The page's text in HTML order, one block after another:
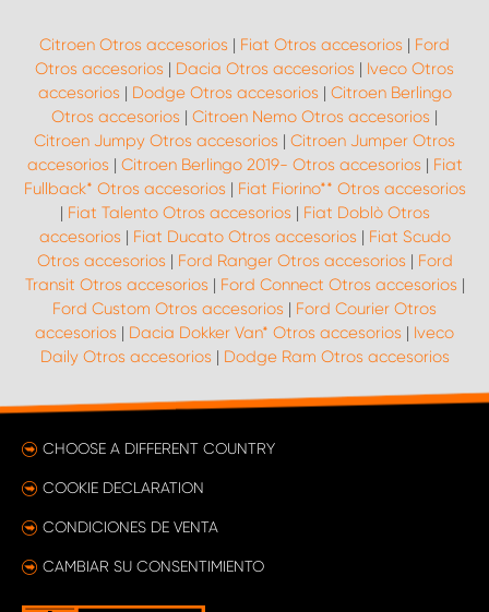
Citroen Otros accesorios | Fiat Otros accesorios | Ford
Otros accesorios | Dacia Otros accesorios | Iveco Otros
accesorios | Dodge Otros accesorios | Citroen Berlingo
Otros accesorios | Citroen Nemo Otros accesorios |
Citroen Jumpy Otros accesorios | Citroen Jumper Otros
accesorios | Citroen Berlingo 2019- Otros accesorios | Fiat
Fullback* Otros accesorios | Fiat Fiorino** Otros accesorios
| Fiat Talento Otros accesorios | Fiat Doblò Otros
accesorios | Fiat Ducato Otros accesorios | Fiat Scudo
Otros accesorios | Ford Ranger Otros accesorios | Ford
Transit Otros accesorios | Ford Connect Otros accesorios |
Ford Custom Otros accesorios | Ford Courier Otros
accesorios | Dacia Dokker Van* Otros accesorios | Iveco
Daily Otros accesorios | Dodge Ram Otros accesorios
CHOOSE A DIFFERENT COUNTRY
COOKIE DECLARATION
CONDICIONES DE VENTA
CAMBIAR SU CONSENTIMIENTO